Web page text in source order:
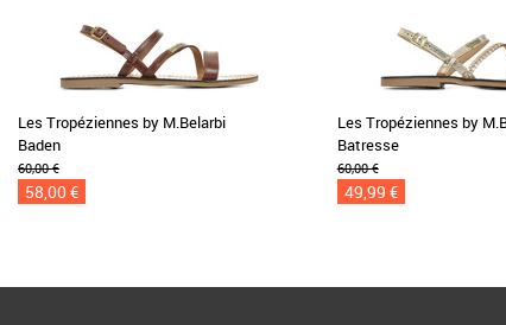
Les Tropéziennes by M.Belarbi
Baden
60,00 €
58,00 €
Les Tropéziennes by
Batresse
60,00 €
49,99 €